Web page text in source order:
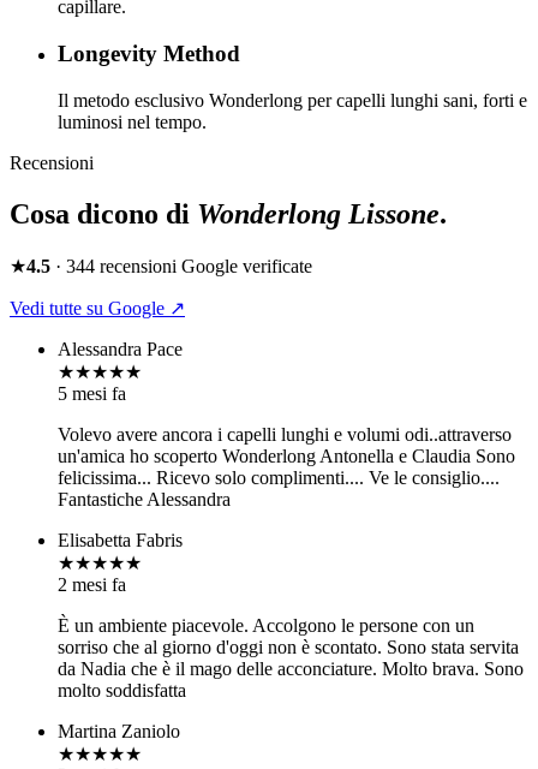
capillare.
Longevity Method
Il metodo esclusivo Wonderlong per capelli lunghi sani, forti e
luminosi nel tempo.
Recensioni
Cosa dicono di Wonderlong Lissone.
★4.5 · 344 recensioni Google verificate
Vedi tutte su Google ↗
Alessandra Pace
★★★★★
5 mesi fa
Volevo avere ancora i capelli lunghi e volumi odi..attraverso
un'amica ho scoperto Wonderlong Antonella e Claudia Sono
felicissima... Ricevo solo complimenti.... Ve le consiglio....
Fantastiche Alessandra
Elisabetta Fabris
★★★★★
2 mesi fa
È un ambiente piacevole. Accolgono le persone con un
sorriso che al giorno d'oggi non è scontato. Sono stata servita
da Nadia che è il mago delle acconciature. Molto brava. Sono
molto soddisfatta
Martina Zaniolo
★★★★★